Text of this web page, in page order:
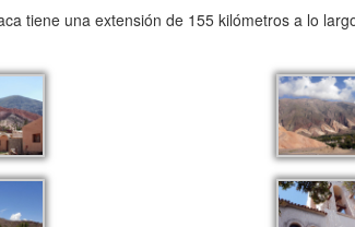
tiene una extensión de 155 kilómetros a lo